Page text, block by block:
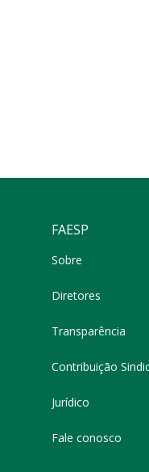
FAESP
Sobre
Diretores
Transparência
Contribuição
Jurídico
Fale conosco